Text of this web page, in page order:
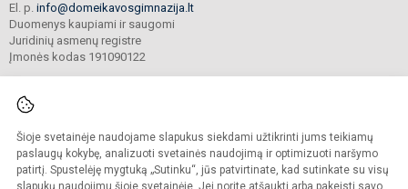
Šioje svetainėje naudojame slapukus siekdami užtikrinti jums teikiamų
paslaugų kokybę, analizuoti svetainės naudojimą ir optimizuoti naršymo
patirtį. Spustelėję mygtuką „Sutinku“, jūs patvirtinate, kad sutinkate su visų
slapukų naudojimu šioje svetainėje. Jei norite atšaukti arba pakeisti savo
El. p. info@domeikavosgimnazija.lt
Duomenys kaupiami ir saugomi
Juridinių asmenų registre
Įmonės kodas 191090122
© 2021. Kauno r. Domeikavos gimnazija. Visos teisės saugomos.
Kopijuoti turinį be raštiško gimnazijos sutikimo griežtai draudžiama.
Prieinamumo paraiška Slapukų valdymas